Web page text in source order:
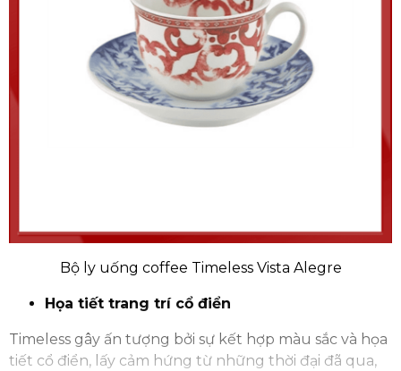
Bộ ly uống coffee Timeless Vista Alegre
Họa tiết trang trí cổ điển
Timeless gây ấn tượng bởi sự kết hợp màu sắc và họa
tiết cổ điển, lấy cảm hứng từ những thời đại đã qua,